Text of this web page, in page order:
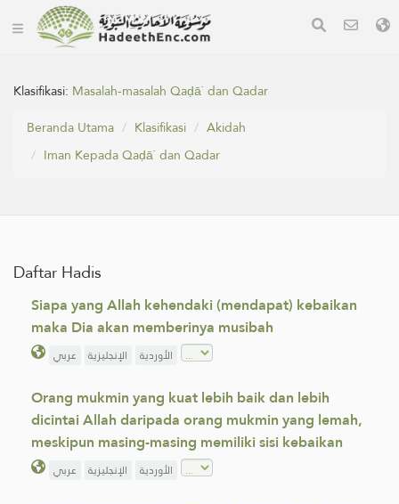
Klasifikasi: Masalah-masalah Qaḍā` dan Qadar
Beranda Utama
Klasifikasi
Akidah
Iman Kepada Qaḍā` dan Qadar
Daftar Hadis
Siapa yang Allah kehendaki (mendapat) kebaikan
maka Dia akan memberinya musibah
عربي الإنجليزية الأوردية
Orang mukmin yang kuat lebih baik dan lebih
dicintai Allah daripada orang mukmin yang lemah,
meskipun masing-masing memiliki sisi kebaikan
عربي الإنجليزية الأوردية